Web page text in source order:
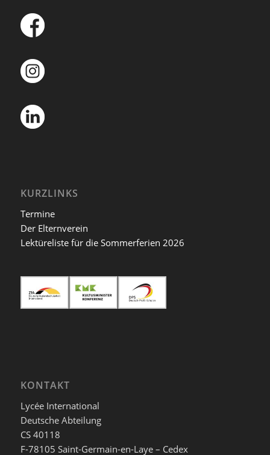
KURZLINKS
Termine
Der Elternverein
Lektüreliste für die Sommerferien 2026
KONTAKT
Lycée International
Deutsche Abteilung
CS 40118
F-78105 Saint-Germain-en-Laye – Cedex